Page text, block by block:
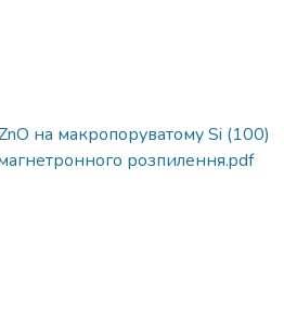
на макропоруватому Si (100)
розпилення.pdf